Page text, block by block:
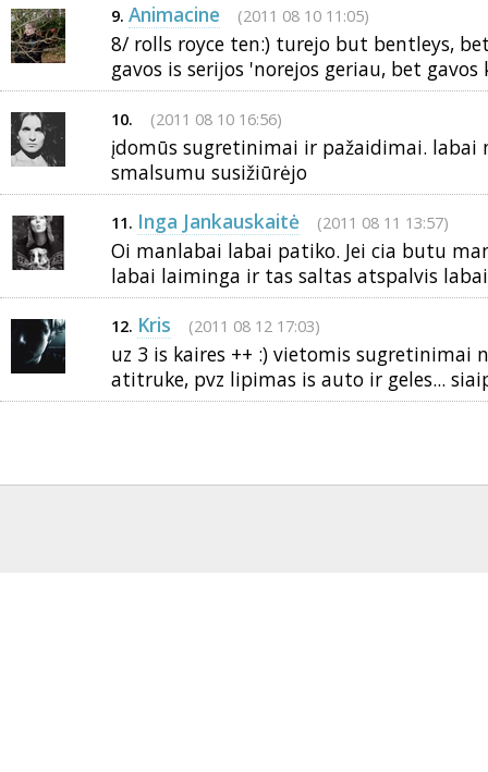
9. Animacine (2011 08 10 11:05)
8/ rolls royce ten:) turejo but bentleys,
gavos is serijos 'norejos geriau, bet gavos
10. (2011 08 10 16:56)
įdomūs sugretinimai ir pažaidimai. labai
smalsumu susižiūrėjo
11. Inga Jankauskaitė (2011 08 11 13:57)
Oi manlabai labai patiko. Jei cia butu
labai laiminga ir tas saltas atspalvis
12. Kris (2011 08 12 17:03)
uz 3 is kaires ++ :) vietomis sugretinimai
atitruke, pvz lipimas is auto ir geles...